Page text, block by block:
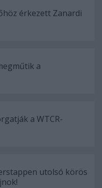
érkezett Zanardi
a
a WTCR-
utolsó körös